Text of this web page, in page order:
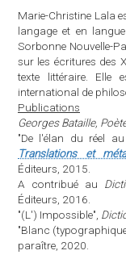
Marie-Christine Lala
langage et en
Sorbonne Nouvelle-
sur les écritures des
texte littéraire. Elle
international de
Publications
Georges Bataille,
"De l'élan du réel
Translations et
Éditeurs, 2015.
A contribué au
Éditeurs, 2016.
"(L') Impossible",
"Blanc
paraître, 2020.